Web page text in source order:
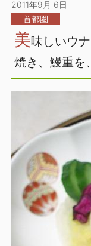
2011年9月 6日
首都圏
美味しいウ
焼き、鰻重を